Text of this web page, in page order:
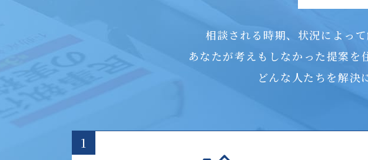
相談される時期、状況によっ
あなたが考えもしなかった提案を
どんな人たちを解決
1